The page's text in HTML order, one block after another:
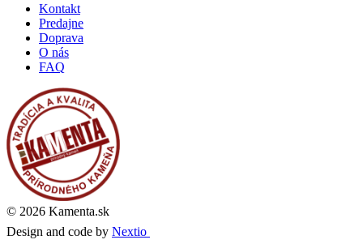
Kontakt
Predajne
Doprava
O nás
FAQ
© 2026 Kamenta.sk
Design and code by Nextio